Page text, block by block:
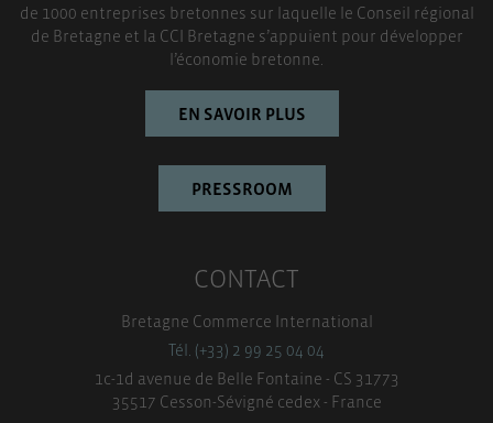
de 1000 entreprises bretonnes sur laquelle le Conseil régional
de Bretagne et la CCI Bretagne s’appuient pour développer
l’économie bretonne.
EN SAVOIR PLUS
PRESSROOM
CONTACT
Bretagne Commerce International
Tél. (+33) 2 99 25 04 04
1c-1d avenue de Belle Fontaine - CS 31773
35517 Cesson-Sévigné cedex - France